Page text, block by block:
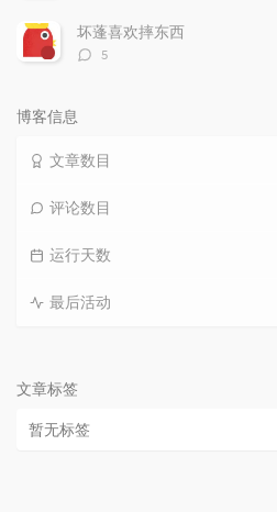
数：
坏蓬喜欢摔东西
评
5
博客信息
文章数目
评论数目
运行天数
最后活动
文章标签
暂无标签